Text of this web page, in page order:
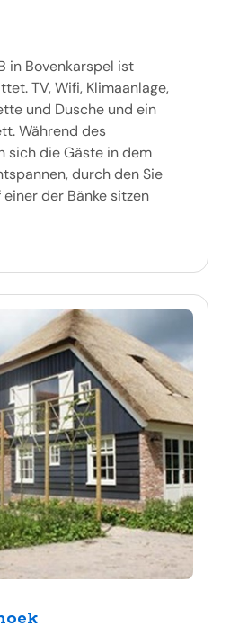
in Bovenkarspel ist
TV, Wifi, Klimaanlage,
und Dusche und ein
Während des
sich die Gäste in dem
durch den Sie
der Bänke sitzen